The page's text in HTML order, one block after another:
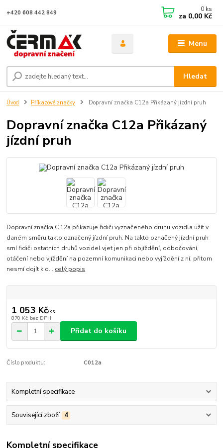
Menu
Hledat
+420 608 442 849 0 ks
za 0,00 Kč
Úvod Příkazové značky Dopravní značka C12a Přikázaný jízdní pruh
Dopravní značka C12a Přikázaný
jízdní pruh
Dopravní značka C 12a přikazuje řidiči vyznačeného druhu vozidla užít v
daném směru takto označený jízdní pruh. Na takto označený jízdní pruh
smí řidiči ostatních druhů vozidel vjet jen při objíždění, odbočování,
otáčení nebo vjíždění na pozemní komunikaci nebo vyjíždění z ní, přitom
nesmí dojít k o... celý popis
1 053 Kč/ks
870 Kč bez DPH
Přidat do košíku
Číslo produktu: C012a
Kompletní specifikace
Související zboží 4
Kompletní specifikace